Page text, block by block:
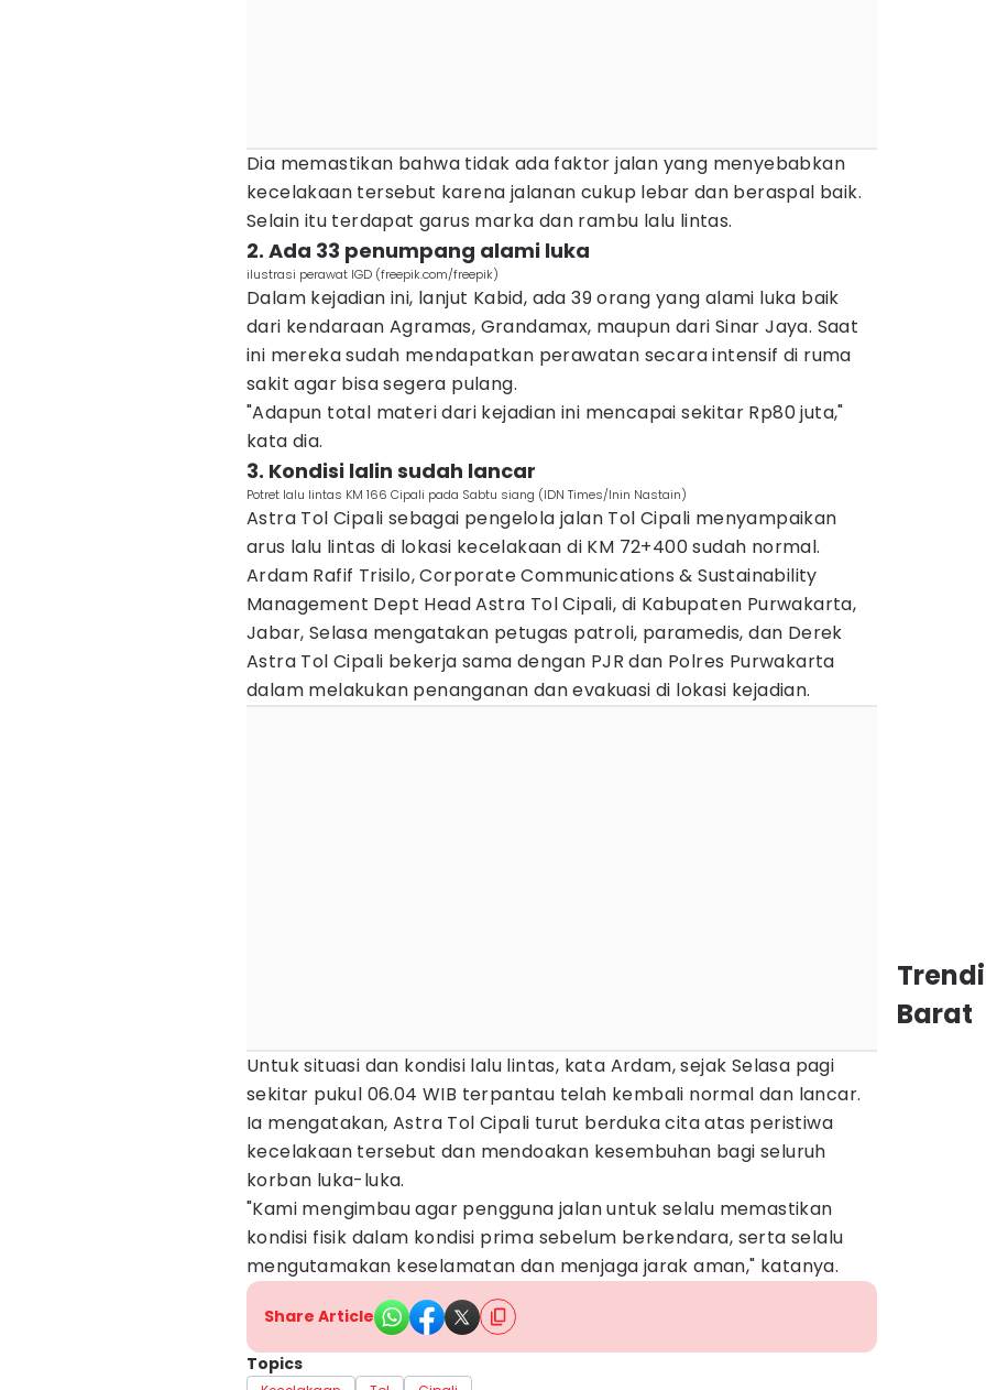
Dia memastikan bahwa tidak ada faktor jalan yang menyebabkan
kecelakaan tersebut karena jalanan cukup lebar dan beraspal baik.
Selain itu terdapat garus marka dan rambu lalu lintas.
2. Ada 33 penumpang alami luka
ilustrasi perawat IGD (freepik.com/freepik)
Dalam kejadian ini, lanjut Kabid, ada 39 orang yang alami luka baik
dari kendaraan Agramas, Grandamax, maupun dari Sinar Jaya. Saat
ini mereka sudah mendapatkan perawatan secara intensif di ruma
sakit agar bisa segera pulang.
"Adapun total materi dari kejadian ini mencapai sekitar Rp80 juta,"
kata dia.
3. Kondisi lalin sudah lancar
Potret lalu lintas KM 166 Cipali pada Sabtu siang (IDN Times/Inin Nastain)
Astra Tol Cipali sebagai pengelola jalan Tol Cipali menyampaikan
arus lalu lintas di lokasi kecelakaan di KM 72+400 sudah normal.
Ardam Rafif Trisilo, Corporate Communications & Sustainability
Management Dept Head Astra Tol Cipali, di Kabupaten Purwakarta,
Jabar, Selasa mengatakan petugas patroli, paramedis, dan Derek
Astra Tol Cipali bekerja sama dengan PJR dan Polres Purwakarta
dalam melakukan penanganan dan evakuasi di lokasi kejadian.
Untuk situasi dan kondisi lalu lintas, kata Ardam, sejak Selasa pagi
sekitar pukul 06.04 WIB terpantau telah kembali normal dan lancar.
Ia mengatakan, Astra Tol Cipali turut berduka cita atas peristiwa
kecelakaan tersebut dan mendoakan kesembuhan bagi seluruh
korban luka-luka.
"​Kami mengimbau agar pengguna jalan untuk selalu memastikan
kondisi fisik dalam kondisi prima sebelum berkendara, serta selalu
mengutamakan keselamatan dan menjaga jarak aman," katanya.
Share Article
Topics
Barat